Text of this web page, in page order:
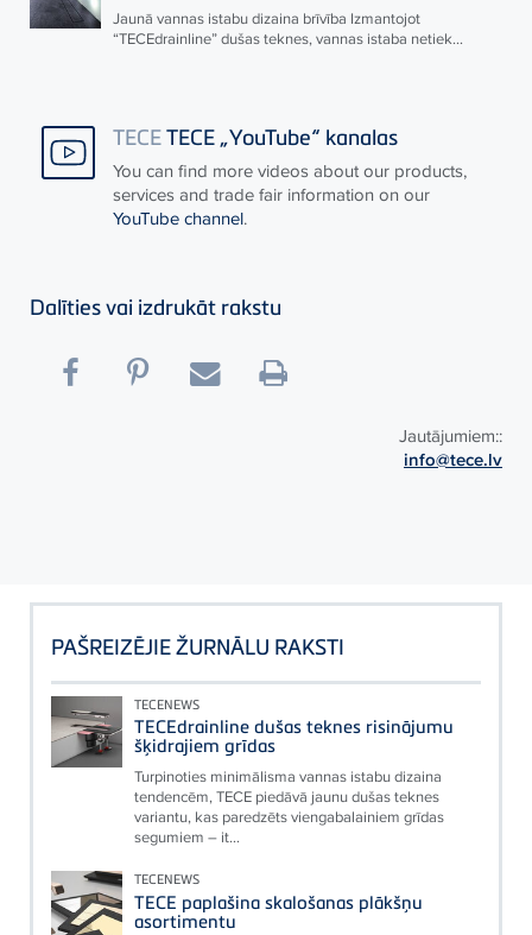
Jaunā vannas istabu dizaina brīvība Izmantojot
“TECEdrainline” dušas teknes, vannas istaba netiek...
TECETECE „YouTube“ kanalas
You can find more videos about our products,
services and trade fair information on our
YouTube channel.
Dalīties vai izdrukāt rakstu
Jautājumiem::
info@tece.lv
PAŠREIZĒJIE ŽURNĀLU RAKSTI
TECENEWS
TECEdrainline dušas teknes risinājumu
šķidrajiem grīdas
Turpinoties minimālisma vannas istabu dizaina
tendencēm, TECE piedāvā jaunu dušas teknes
variantu, kas paredzēts viengabalainiem grīdas
segumiem – it...
TECENEWS
TECE paplašina skalošanas plākšņu
asortimentu